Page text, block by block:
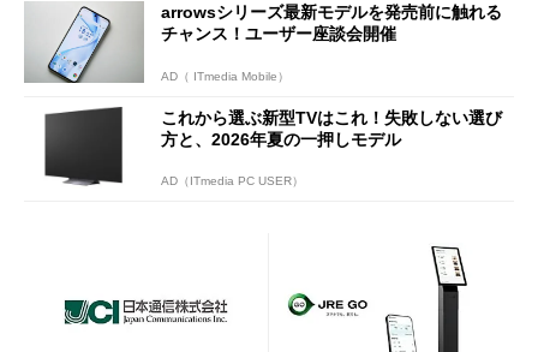
arrowsシリーズ最新モデルを発売前に触れる
チャンス！ユーザー座談会開催
AD（ ITmedia Mobile）
これから選ぶ新型TVはこれ！失敗しない選び
方と、2026年夏の一押しモデル
AD（ITmedia PC USER）